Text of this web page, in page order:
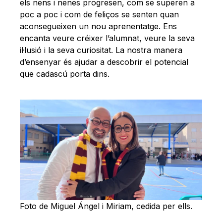
els nens i nenes progresen, com se superen a
poc a poc i com de feliços se senten quan
aconsegueixen un nou aprenentatge. Ens
encanta veure créixer l’alumnat, veure la seva
il·lusió i la seva curiositat. La nostra manera
d’ensenyar és ajudar a descobrir el potencial
que cadascú porta dins.
Foto de Miguel Ángel i Miriam, cedida per ells.